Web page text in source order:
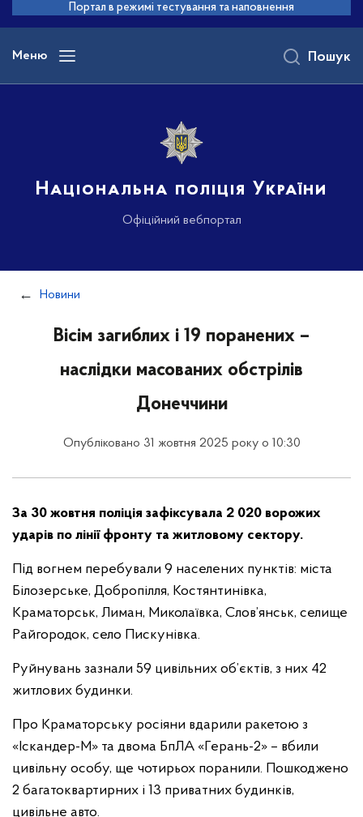
основного
вмісту
Портал в режимі тестування та наповнення
Меню
Національна поліція України
Офіційний вебпортал
Пошук
Новини
Вісім загиблих і 19 поранених –
наслідки масованих обстрілів
Донеччини
Опубліковано 31 жовтня 2025 року о 10:30
За 30 жовтня поліція зафіксувала 2 020 ворожих
ударів по лінії фронту та житловому сектору.
Під вогнем перебували 9 населених пунктів: міста
Білозерське, Добропілля, Костянтинівка,
Краматорськ, Лиман, Миколаївка, Слов’янськ, селище
Райгородок, село Пискунівка.
Руйнувань зазнали 59 цивільних об’єктів, з них 42
житлових будинки.
Про Краматорську росіяни вдарили ракетою з
«Іскандер-М» та двома БпЛА «Герань-2» – вбили
цивільну особу, ще чотирьох поранили. Пошкоджено
2 багатоквартирних і 13 приватних будинків,
цивільне авто.